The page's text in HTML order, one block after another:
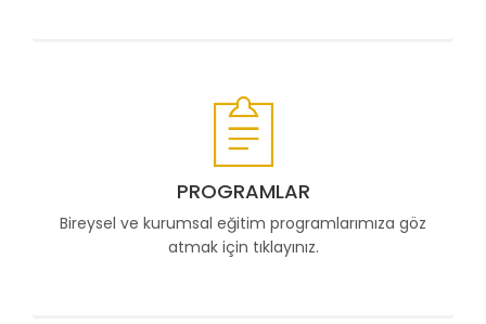
PROGRAMLAR
Bireysel ve kurumsal eğitim programlarımıza göz
atmak için tıklayınız.